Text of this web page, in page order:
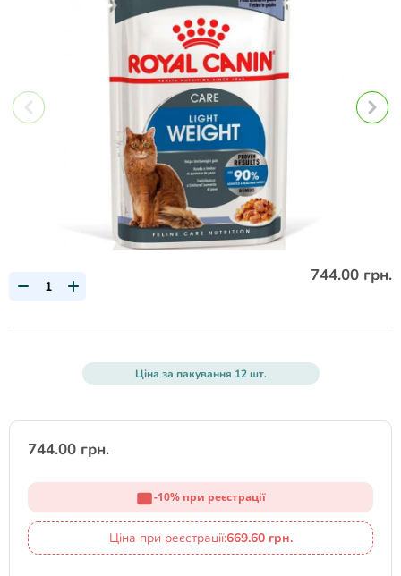
744.00 грн.
Ціна за пакування 12 шт.
744.00 грн.
-10% при реєстрації
Ціна при реєстрації:669.60 грн.